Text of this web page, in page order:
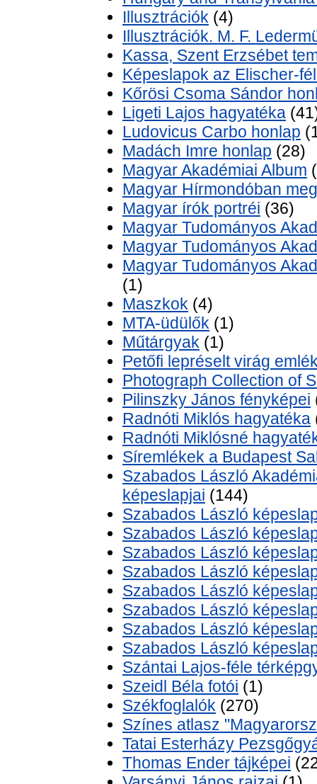
Illusztrációk (4)
Illusztrációk. M. F.
Kassa, Szent Erzsébet
Képeslapok az Elischer-
Kőrösi Csoma Sándor
Ligeti Lajos hagyatéka
Ludovicus Carbo honlap
Madách Imre honlap (28)
Magyar Akadémiai Album
Magyar Hírmondóban
Magyar írók portréi (36)
Magyar Tudományos
Magyar Tudományos
Magyar Tudományos
(1)
Maszkok (4)
MTA-üdülők (1)
Műtárgyak (1)
Petőfi lepréselt virág
Photograph Collection of
Pilinszky János fényképei
Radnóti Miklós hagyatéka
Radnóti Miklósné
Síremlékek a Budapest
Szabados László
képeslapjai (144)
Szabados László
Szabados László
Szabados László
Szabados László
Szabados László
Szabados László
Szabados László
Szabados László
Szántai Lajos-féle
Szeidl Béla fotói (1)
Székfoglalók (270)
Színes atlasz
Tatai Esterházy
Thomas Ender tájképei